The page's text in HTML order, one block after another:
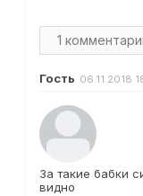
Гость 06.11.2018
За такие бабки
видно